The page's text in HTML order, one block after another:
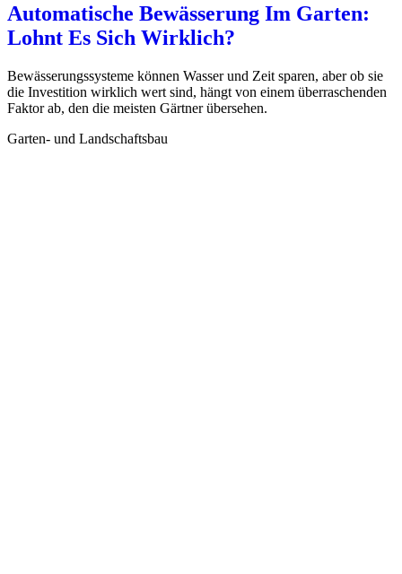
Automatische Bewässerung Im Garten:
Lohnt Es Sich Wirklich?
Bewässerungssysteme können Wasser und Zeit sparen, aber ob sie
die Investition wirklich wert sind, hängt von einem überraschenden
Faktor ab, den die meisten Gärtner übersehen.
Garten- und Landschaftsbau